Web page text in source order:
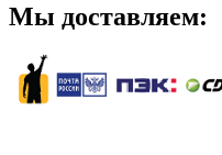
Мы доставляем: